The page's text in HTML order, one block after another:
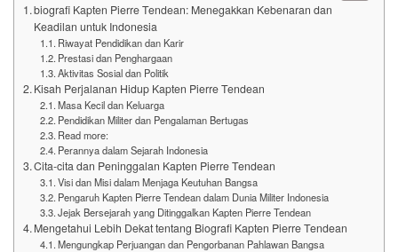
biografi Kapten Pierre Tendean: Menegakkan Kebenaran dan
Keadilan untuk Indonesia
Riwayat Pendidikan dan Karir
Prestasi dan Penghargaan
Aktivitas Sosial dan Politik
Kisah Perjalanan Hidup Kapten Pierre Tendean
Masa Kecil dan Keluarga
Pendidikan Militer dan Pengalaman Bertugas
Read more:
Perannya dalam Sejarah Indonesia
Cita-cita dan Peninggalan Kapten Pierre Tendean
Visi dan Misi dalam Menjaga Keutuhan Bangsa
Pengaruh Kapten Pierre Tendean dalam Dunia Militer Indonesia
Jejak Bersejarah yang Ditinggalkan Kapten Pierre Tendean
Mengetahui Lebih Dekat tentang Biografi Kapten Pierre Tendean
Mengungkap Perjuangan dan Pengorbanan Pahlawan Bangsa